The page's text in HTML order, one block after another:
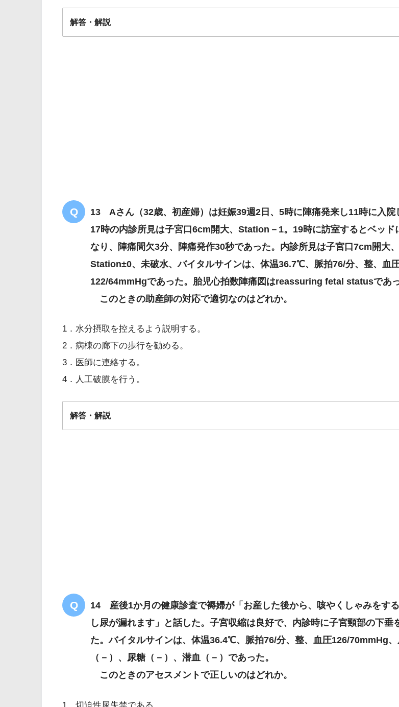
解答・解説
13 Aさん（32歳、初産婦）は妊娠39週2日、5時に陣痛発来し11時に入院
17時の内診所見は子宮口6cm開大、Station－1。19時に訪室するとベッド
なり、陣痛間欠3分、陣痛発作30秒であった。内診所見は子宮口7cm開大、
Station±0、未破水、バイタルサインは、体温36.7℃、脈拍76/分、整、血
122/64mmHgであった。胎児心拍数陣痛図はreassuring fetal statusであっ
このときの助産師の対応で適切なのはどれか。
1．水分摂取を控えるよう説明する。
2．病棟の廊下の歩行を勧める。
3．医師に連絡する。
4．人工破膜を行う。
解答・解説
14 産後1か月の健康診査で褥婦が「お産した後から、咳やくしゃみをす
し尿が漏れます」と話した。子宮収縮は良好で、内診時に子宮頸部の下垂
た。バイタルサインは、体温36.4℃、脈拍76/分、整、血圧126/70mmHg、
（－）、尿糖（－）、潜血（－）であった。
このときのアセスメントで正しいのはどれか。
1．切迫性尿失禁である。